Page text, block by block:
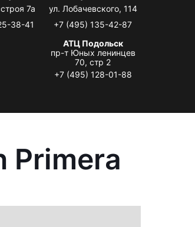
7а
38-41
ул. Лобачевского, 114
+7 (495) 135-42-87
АТЦ Подольск
пр-т Юных ленинцев
70, стр 2
+7 (495) 128-01-88
Primera